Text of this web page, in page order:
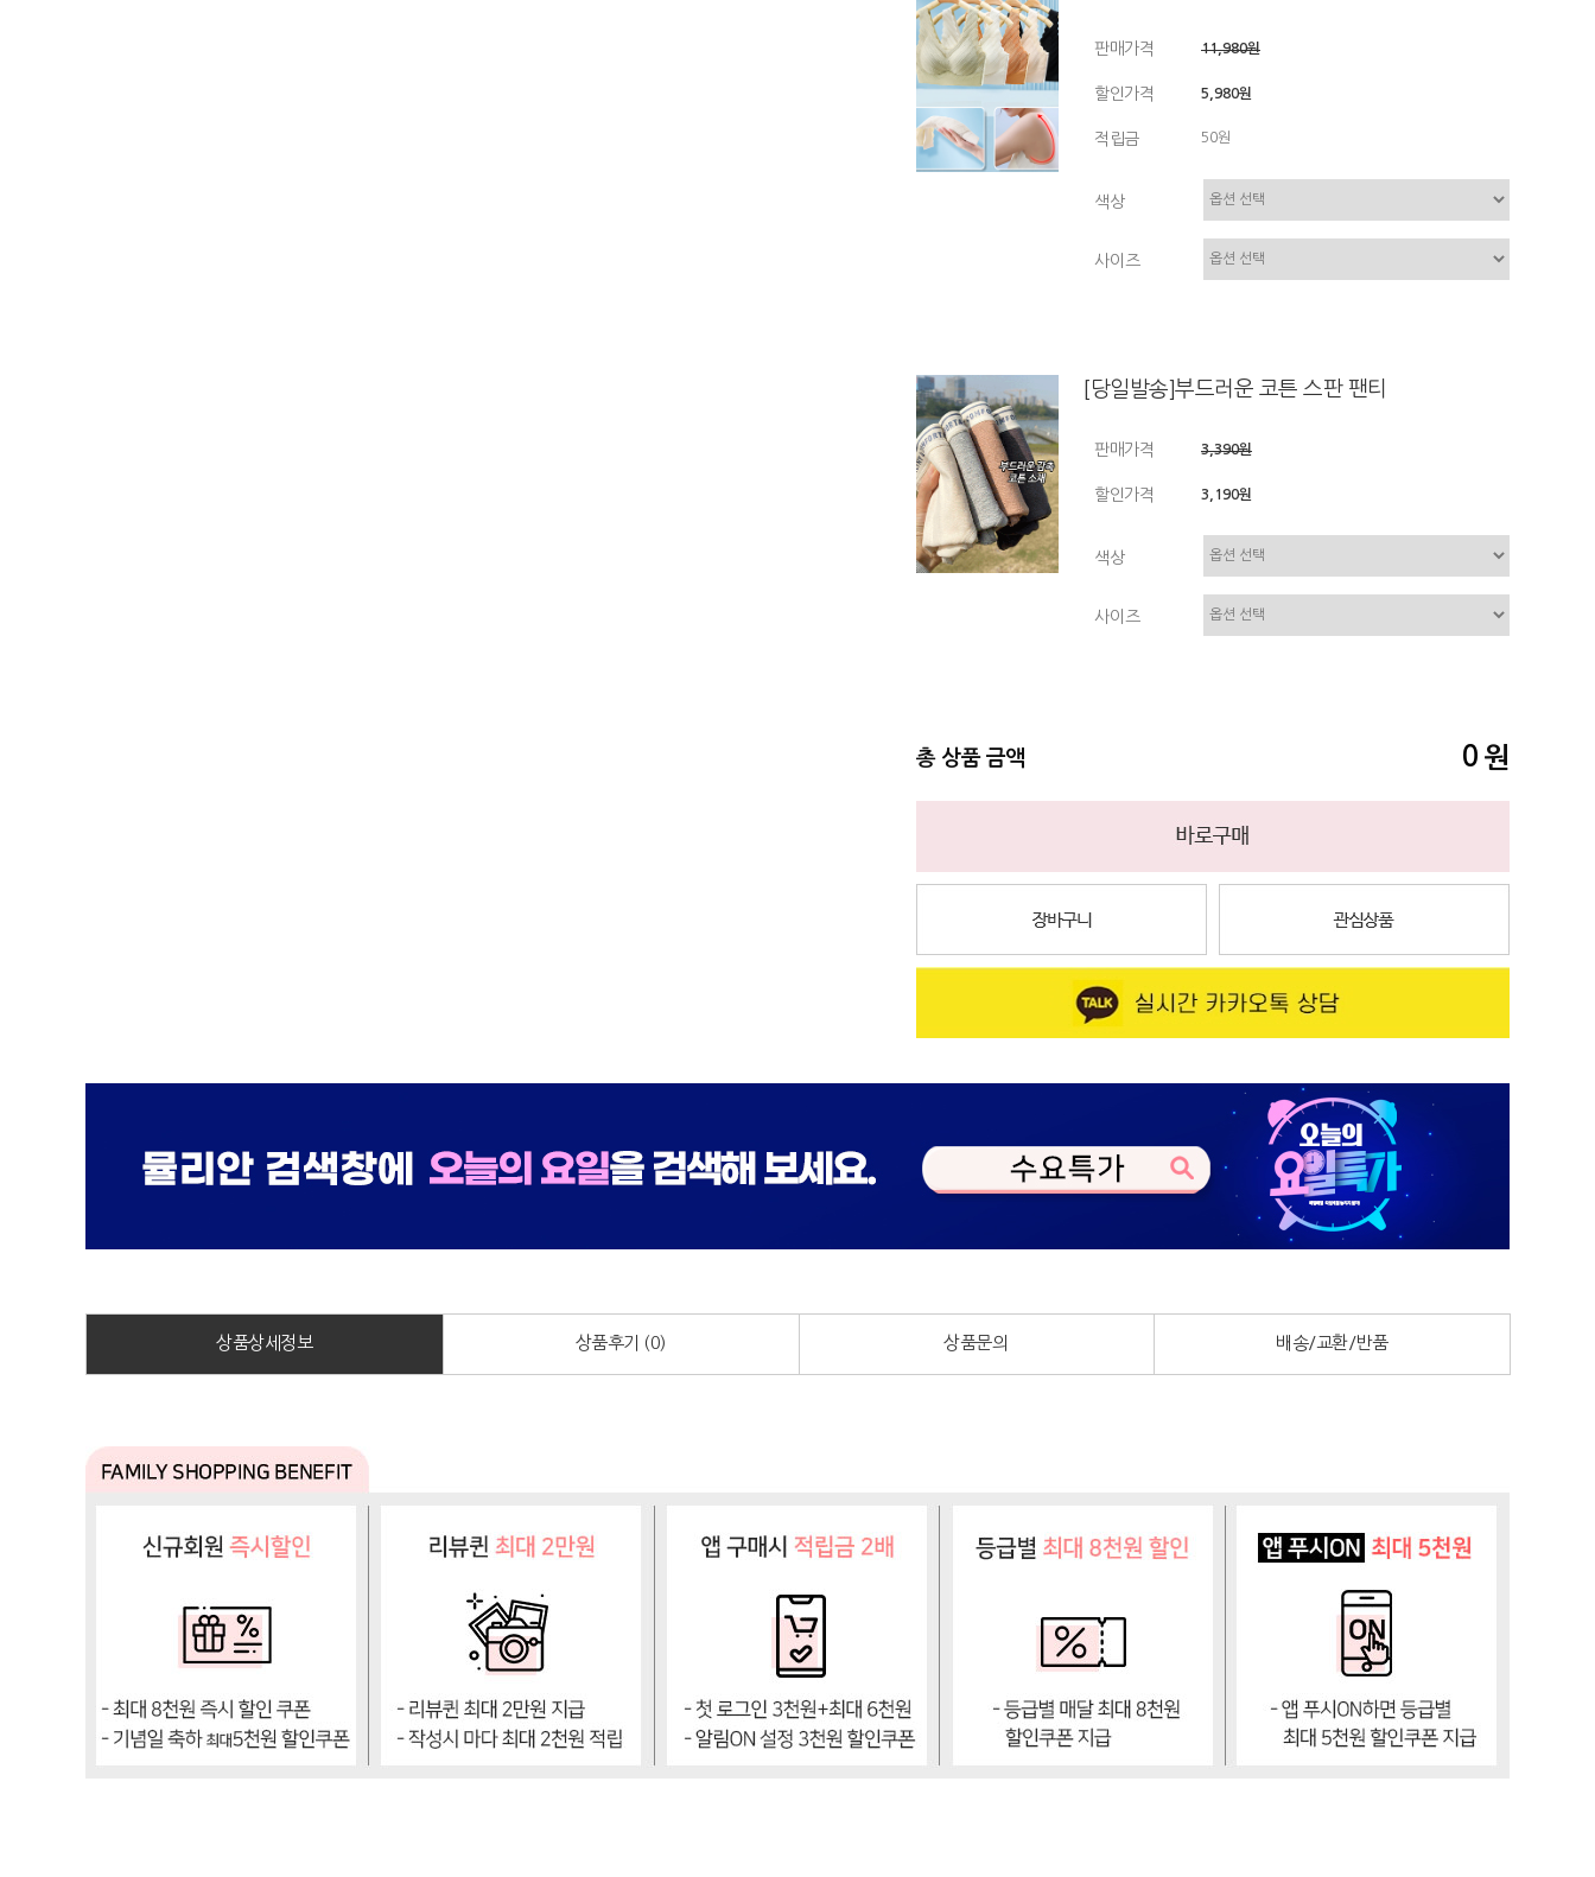
판매가격 11,980원
할인가격 5,980원
적립금 50원
색상
사이즈
[당일발송]부드러운 코튼 스판 팬티
판매가격 3,390원
할인가격 3,190원
색상
사이즈
총 상품 금액 0 원
상품상세정보 상품후기 (0) 상품문의 배송/교환/반품